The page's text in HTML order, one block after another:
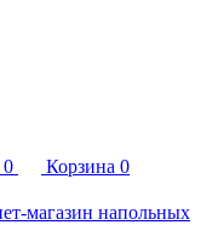
0 Корзина 0